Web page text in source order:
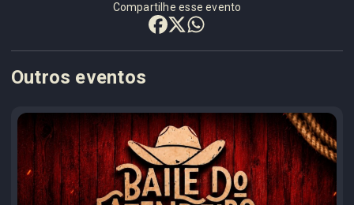
Outros eventos
Compartilhe esse evento